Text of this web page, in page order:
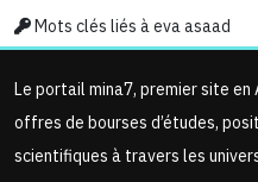
Mots clés liés à eva asaad
Le portail mina7, premier site
offres de bourses d’études,
scientifiques à travers les